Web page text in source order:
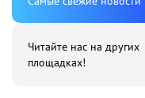
Читайте нас на других
площадках!